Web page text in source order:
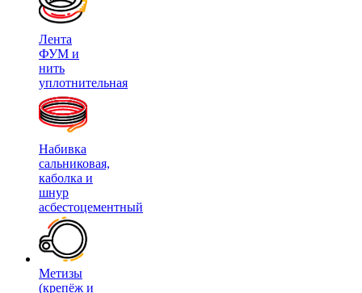
Лента
ФУМ и
нить
уплотнительная
Набивка
сальниковая,
каболка и
шнур
асбестоцементный
Метизы
(крепёж и